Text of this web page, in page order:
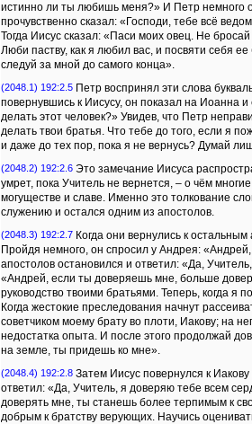
истинно ли ты любишь меня?» И Петр немного
прочувственно сказал: «Господи, тебе всё
Тогда Иисус сказал: «Паси моих овец. Не
Люби паству, как я любил вас, и посвяти себя
следуй за мной до самого конца».
(2048.1) 192:2.5 Петр воспринял эти слова
повернувшись к Иисусу, он показал на Иоанна
делать этот человек?» Увидев, что Петр
делать твои братья. Что тебе до того, если я
и даже до тех пор, пока я не вернусь? Думай
(2048.2) 192:2.6 Это замечание Иисуса
умрет, пока Учитель не вернется, – о чём
могуществе и славе. Именно это толкование
служению и остался одним из апостолов.
(2048.3) 192:2.7 Когда они вернулись к
Пройдя немного, он спросил у Андрея:
апостолов остановился и ответил: «Да,
«Андрей, если ты доверяешь мне, больше
руководство твоими братьями. Теперь, когда я
Когда жестокие преследования начнут
советчиком моему брату во плоти, Иакову; на
недостатка опыта. И после этого продолжай
на земле, ты придешь ко мне».
(2048.4) 192:2.8 Затем Иисус повернулся к
ответил: «Да, Учитель, я доверяю тебе всем
доверять мне, ты станешь более терпимым к
добрым к братству верующих. Научись